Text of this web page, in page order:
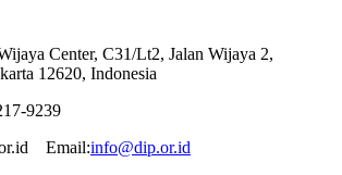
Center, C31/Lt2, Jalan Wijaya 2,
12620, Indonesia
9239
Email:info@dip.or.id